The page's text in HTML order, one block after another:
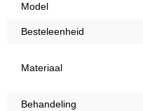
Model
Besteleenheid
Materiaal
Behandeling